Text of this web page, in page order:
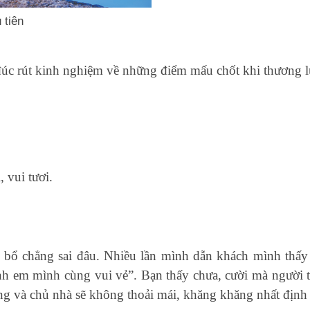
tiên
rút kinh nghiệm về những điểm mấu chốt khi
vui tươi.
chẳng sai đâu. Nhiều lần mình dẫn khách mình
em mình cùng vui vẻ”. Bạn thấy chưa, cười mà
và chủ nhà sẽ không thoải mái, khăng khăng nhất